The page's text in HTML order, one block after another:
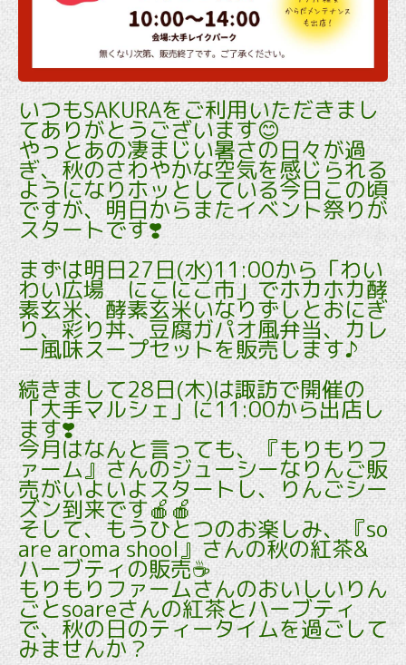
いつもSAKURAをご利用いただきまし
てありがとうございます😊
やっとあの凄まじい暑さの日々が過
ぎ、秋のさわやかな空気を感じられる
ようになりホッとしている今日この頃
ですが、明日からまたイベント祭りが
スタートです❣️
まずは明日27日(水)11:00から「わい
わい広場 にこにこ市」でホカホカ酵
素玄米、酵素玄米いなりずしとおにぎ
り、彩り丼、豆腐ガパオ風弁当、カレ
ー風味スープセットを販売します♪
続きまして28日(木)は諏訪で開催の
「大手マルシェ」に11:00から出店し
ます❣️
今月はなんと言っても、『もりもりフ
ァーム』さんのジューシーなりんご販
売がいよいよスタートし、りんごシー
ズン到来です🍎🍎
そして、もうひとつのお楽しみ、『so
are aroma shool』さんの秋の紅茶&
ハーブティの販売☕️
もりもりファームさんのおいしいりん
ごとsoareさんの紅茶とハーブティ
で、秋の日のティータイムを過ごして
みませんか？